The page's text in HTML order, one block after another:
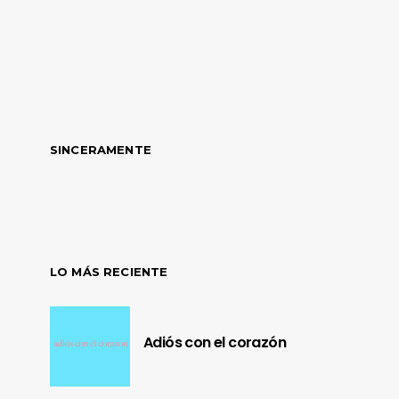
SINCERAMENTE
LO MÁS RECIENTE
Adiós con el corazón